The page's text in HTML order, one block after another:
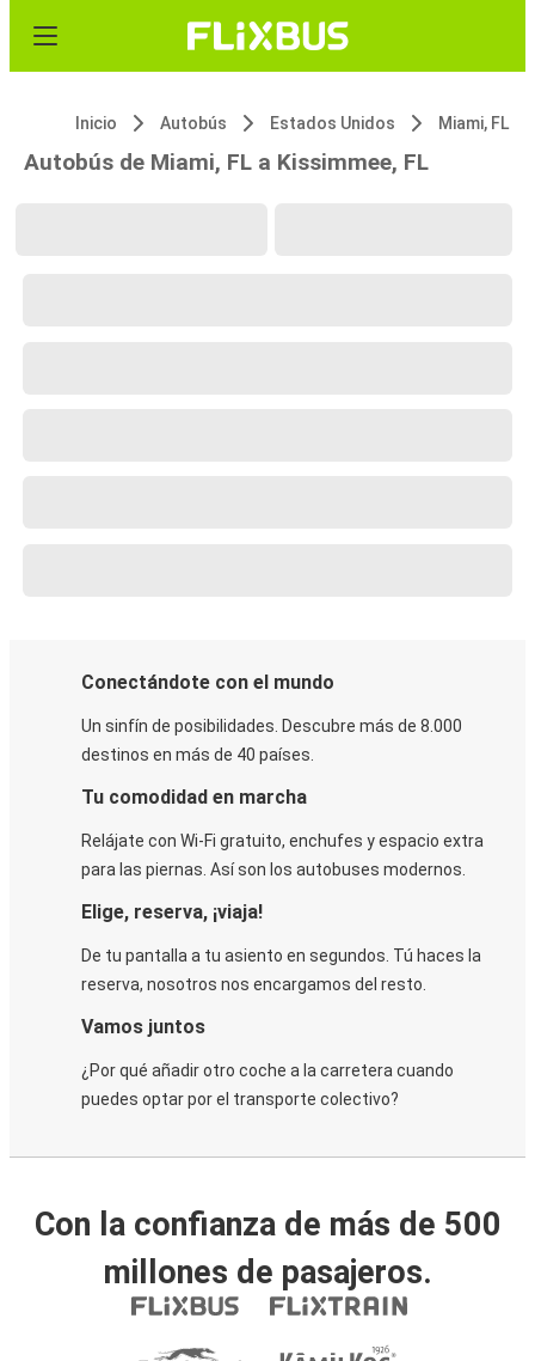
Inicio Autobús Estados Unidos Miami, FL
Autobús de Miami, FL a Kissimmee, FL
Conectándote con el mundo
Un sinfín de posibilidades. Descubre más de 8.000
destinos en más de 40 países.
Tu comodidad en marcha
Relájate con Wi-Fi gratuito, enchufes y espacio extra
para las piernas. Así son los autobuses modernos.
Elige, reserva, ¡viaja!
De tu pantalla a tu asiento en segundos. Tú haces la
reserva, nosotros nos encargamos del resto.
Vamos juntos
¿Por qué añadir otro coche a la carretera cuando
puedes optar por el transporte colectivo?
Con la confianza de más de 500
millones de pasajeros.